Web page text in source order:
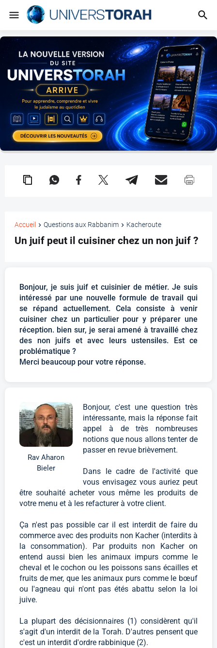
Accueil Questions aux Rabbanim Kacheroute
Un juif peut il cuisiner chez un non juif ?
Bonjour, je suis juif et cuisinier de métier. Je suis
intéressé par une nouvelle formule de travail qui
se répand actuellement. Cela consiste à venir
cuisiner chez un particulier pour y préparer une
réception. bien sur, je serai amené à travaillé chez
des non juifs et avec leurs ustensiles. Est ce
problématique ?
Merci beaucoup pour votre réponse.
Rav Aharon
Bieler
Bonjour, c'est une question très
intéressante, mais la réponse fait
appel à de très nombreuses
notions que nous allons tenter de
passer en revue brièvement.
Dans le cadre de l'activité que
vous envisagez vous auriez peut
être souhaité acheter vous même les produits de
votre menu et à les refacturer à votre client.
Ça n'est pas possible car il est interdit de faire du
commerce avec des produits non Kacher (interdits à
la consommation). Par produits non Kacher on
entend aussi bien les animaux impurs comme le
cheval et le cochon ou les poissons sans écailles et
fruits de mer, que les animaux purs comme le bœuf
ou l'agneau qui n'ont pas étés abattu selon la loi
juive.
La plupart des décisionnaires (1) considèrent qu'il
s'agit d'un interdit de la Torah. D'autres pensent que
c'est un interdit d'ordre rabbinique (2).